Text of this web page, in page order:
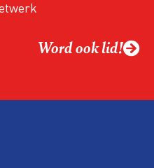
Word ook lid!